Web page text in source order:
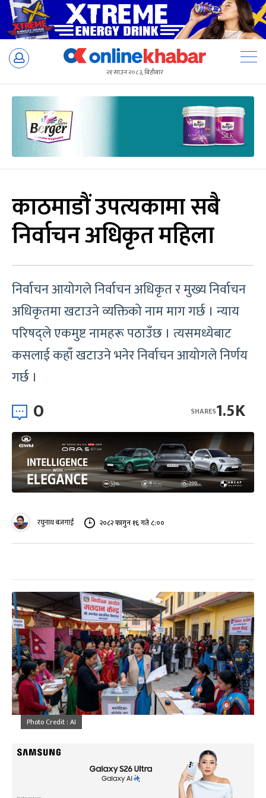
Skip
२१ साउन २०८३, बिहीबार
काठमाडौं उपत्यकामा सबै
निर्वाचन अधिकृत महिला
निर्वाचन आयोगले निर्वाचन अधिकृत र मुख्य निर्वाचन
अधिकृतमा खटाउने व्यक्तिको नाम माग गर्छ । न्याय
परिषद्ले एकमुष्ट नामहरू पठाउँछ । त्यसमध्येबाट
कसलाई कहाँ खटाउने भनेर निर्वाचन आयोगले निर्णय
गर्छ ।
0 1.5K
SHARES
रघुनाथ बजगाईं २०८२ फागुन १६ गते ८:००
Photo Credit : AI